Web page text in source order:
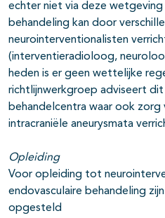
echter niet via deze
behandeling kan door
neurointerventionalisten
(interventieradioloog,
heden is er geen wettelijke
richtlijnwerkgroep adviseert
behandelcentra waar ook
intracraniële aneurysmata
Opleiding
Voor opleiding tot
endovasculaire behandeling
opgesteld